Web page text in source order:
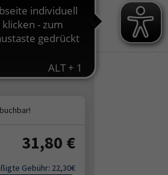
Bildungszei
t
31,80 €
Gebühr: 22,30€